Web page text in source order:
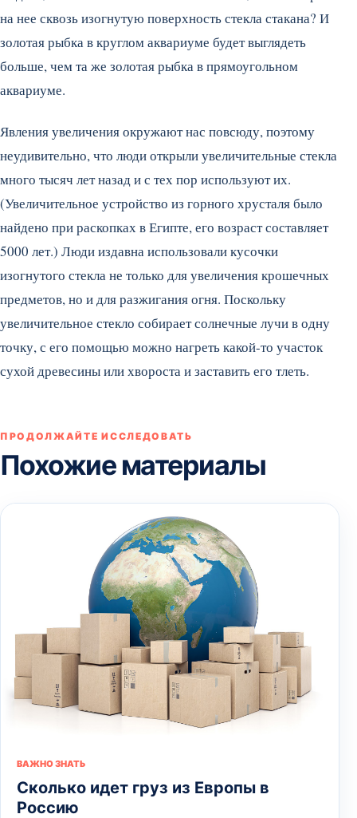
на нее сквозь изогнутую поверхность стекла стакана? И
золотая рыбка в круглом аквариуме будет выглядеть
больше, чем та же золотая рыбка в прямоугольном
аквариуме.
Явления увеличения окружают нас повсюду, поэтому
неудивительно, что люди открыли увеличительные стекла
много тысяч лет назад и с тех пор используют их.
(Увеличительное устройство из горного хрусталя было
найдено при раскопках в Египте, его возраст составляет
5000 лет.) Люди издавна использовали кусочки
изогнутого стекла не только для увеличения крошечных
предметов, но и для разжигания огня. Поскольку
увеличительное стекло собирает солнечные лучи в одну
точку, с его помощью можно нагреть какой-то участок
сухой древесины или хвороста и заставить его тлеть.
ПРОДОЛЖАЙТЕ ИССЛЕДОВАТЬ
Похожие материалы
ВАЖНО ЗНАТЬ
Сколько идет груз из Европы в
Россию